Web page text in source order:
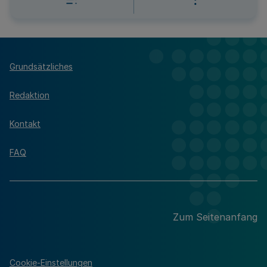
Grundsätzliches
Redaktion
Kontakt
FAQ
Zum Seitenanfang
Cookie-Einstellungen